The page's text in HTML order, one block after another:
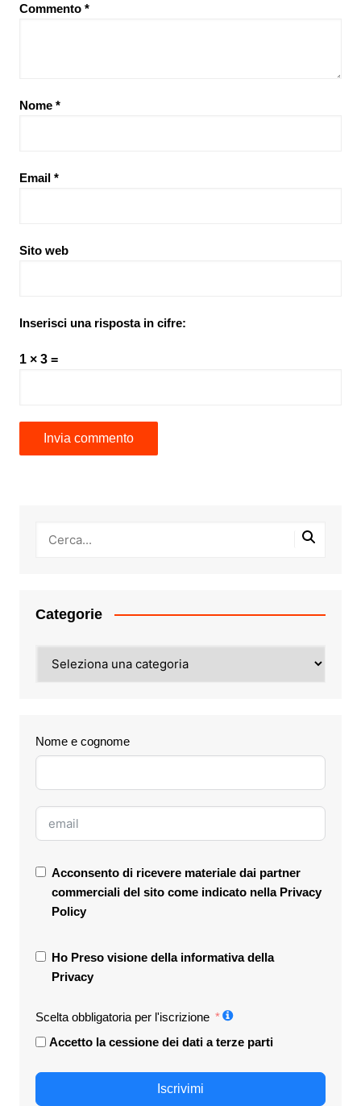
Commento *
Nome *
Email *
Sito web
Inserisci una risposta in cifre:
1 × 3 =
Categorie
Nome e cognome
Acconsento di ricevere materiale dai partner
commerciali del sito come indicato nella Privacy
Policy
Ho Preso visione della informativa della
Privacy
Scelta obbligatoria per l'iscrizione
Accetto la cessione dei dati a terze parti
Iscrivimi